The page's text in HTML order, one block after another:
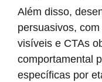
Além disso,
persuasivos,
visíveis e CTAs
comportamental
específicas por